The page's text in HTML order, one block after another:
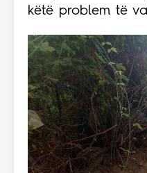
këtë problem të